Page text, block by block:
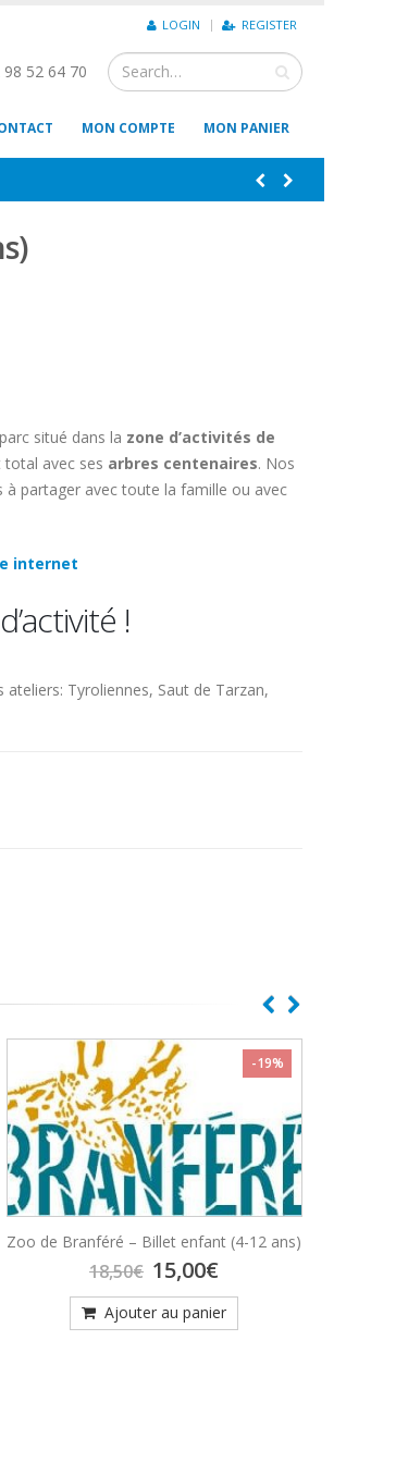
LOGIN REGISTER
98 52 64 70
MON COMPTE MON PANIER
situé dans la zone d’activités de
avec ses arbres centenaires. Nos
partager avec toute la famille ou avec
internet
!
Tyroliennes, Saut de Tarzan,
-19%
Zoo de Branféré – Billet enfant (4-12 ans)
18,50€ Le
prix
initial
était :
15,00€Le
actuel
est :
Ajouter au panier